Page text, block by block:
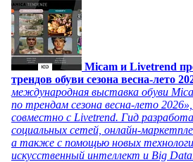
Micam и Livetrend
трендов обуви сезона весна-лето
международная выставка обуви
по трендам сезона весна-лето
совместно с Livetrend. Гид
социальных сетей, онлайн-
а также с помощью новых
искусственный интеллект и Big